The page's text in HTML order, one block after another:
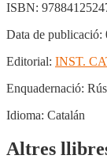
ISBN:
Data de publicació:
Editorial: INST.
Enquadernació:
Idioma: Catalán
Altres